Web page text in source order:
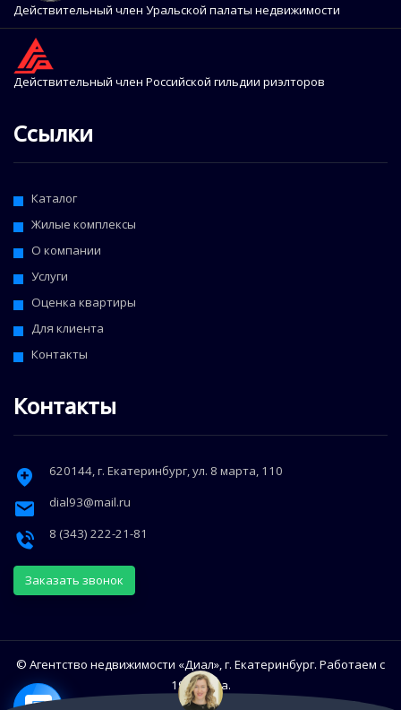
Действительный член Уральской палаты недвижимости
Действительный член Российской гильдии риэлторов
Ссылки
Каталог
Жилые комплексы
О компании
Услуги
Оценка квартиры
Для клиента
Контакты
Контакты
620144 , г. Екатеринбург, ул. 8 марта, 110
dial93@mail.ru
8 (343) 222-21-81
Заказать звонок
© Агентство недвижимости «Диал», г. Екатеринбург. Работаем с
1993 года.
Использование сайта означает согласие с Политикой